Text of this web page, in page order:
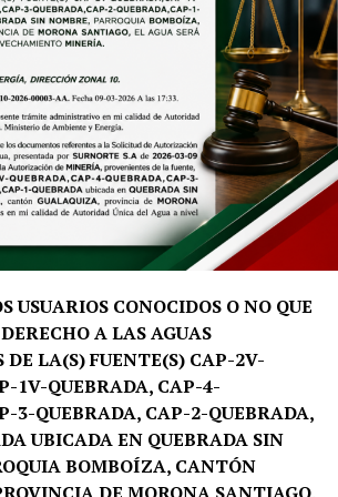
emplearán herramientas digitales y
atender las necesidades
nace como un programa académico
buscamos únicamente generar
trabajar directamente en el
sus desafíos y aportar soluciones que
de decisiones y el desarrollo
señala David Santiago Salinas
investigador de la carrera de Turismo
programa inicia con una fase de
y culmina con una inmersión
Santa Cruz. Durante esta etapa, los
trabajarán de manera
estratégicos de la región, entre
Darwin, el Parque Nacional
USUARIOS CONOCIDOS O NO QUE
A LAS AGUAS
DE LA(S) FUENTE(S) CAP-2V-
1V-QUEBRADA, CAP-4-
3-QUEBRADA, CAP-2-QUEBRADA,
UBICADA EN QUEBRADA SIN
BOMBOÍZA, CANTÓN